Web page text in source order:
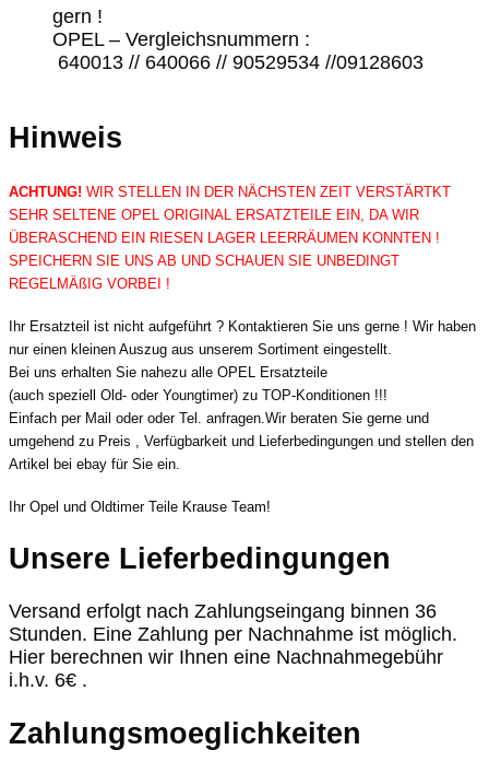
gern !
OPEL – Vergleichsnummern :
640013 // 640066 // 90529534 //09128603
Hinweis
ACHTUNG! WIR STELLEN IN DER NÄCHSTEN ZEIT VERSTÄRTKT
SEHR SELTENE OPEL ORIGINAL ERSATZTEILE EIN, DA WIR
ÜBERASCHEND EIN RIESEN LAGER LEERRÄUMEN KONNTEN !
SPEICHERN SIE UNS AB UND SCHAUEN SIE UNBEDINGT
REGELMÄßIG VORBEI !
Ihr Ersatzteil ist nicht aufgeführt ? Kontaktieren Sie uns gerne ! Wir haben
nur einen kleinen Auszug aus unserem Sortiment eingestellt.
Bei uns erhalten Sie nahezu alle OPEL Ersatzteile
(auch speziell Old- oder Youngtimer) zu TOP-Konditionen !!!
Einfach per Mail oder oder Tel. anfragen.Wir beraten Sie gerne und
umgehend zu Preis , Verfügbarkeit und Lieferbedingungen und stellen den
Artikel bei ebay für Sie ein.
Ihr Opel und Oldtimer Teile Krause Team!
Unsere Lieferbedingungen
Versand erfolgt nach Zahlungseingang binnen 36
Stunden. Eine Zahlung per Nachnahme ist möglich.
Hier berechnen wir Ihnen eine Nachnahmegebühr
i.h.v. 6€ .
Zahlungsmoeglichkeiten